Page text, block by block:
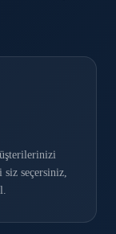
seçersiniz,